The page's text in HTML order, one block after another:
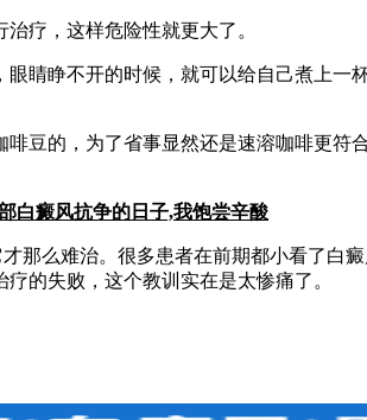
疗，这样危险性就更大了。
睁不开的时候，就可以给自己煮上一
的，为了省事显然还是速溶咖啡更符
白癜风抗争的日子,我饱尝辛酸
么难治。很多患者在前期都小看了白
的失败，这个教训实在是太惨痛了。